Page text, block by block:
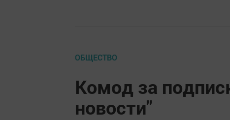
ОБЩЕСТВО
Комод за
новости"